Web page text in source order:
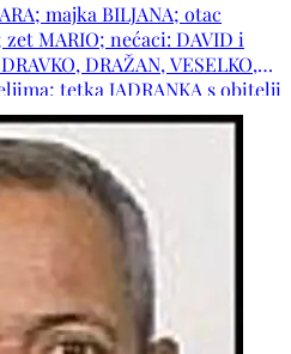
majka BILJANA; otac
zet MARIO; nećaci: DAVID i
DRAŽAN, VESELKO,
tetka JADRANKA s obitelji
ZDRAVKO s obitelji;
šura MATEO; svastike:
s obiteljima; obitelji: ZELENIKA,
GRUBIŠIĆ-ČABO,
te ostala mnogobrojna rodbina i